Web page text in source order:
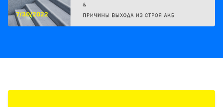
7/30/2022